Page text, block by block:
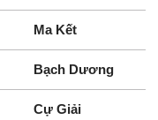
Ma Kết
Bạch Dương
Cự Giải